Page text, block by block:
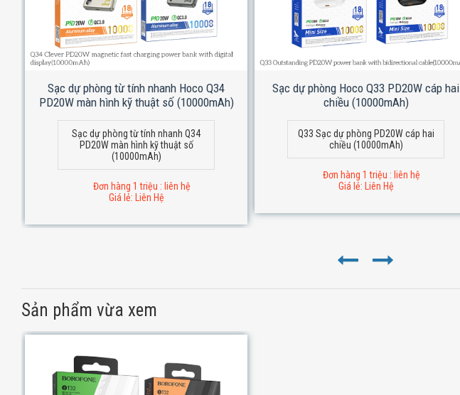
Sạc dự phòng từ tính nhanh Hoco Q34
PD20W màn hình kỹ thuật số (10000mAh)
Sạc dự phòng từ tính nhanh Q34
PD20W màn hình kỹ thuật số
(10000mAh)
Đơn hàng 1 triệu : liên hệ
Giá lẻ: Liên Hệ
Sạc dự phòng Hoco Q33 PD20W cáp hai
chiều (10000mAh)
Q33 Sạc dự phòng PD20W cáp hai
chiều (10000mAh)
Đơn hàng 1 triệu : liên hệ
Giá lẻ: Liên Hệ
Sản phẩm vừa xem